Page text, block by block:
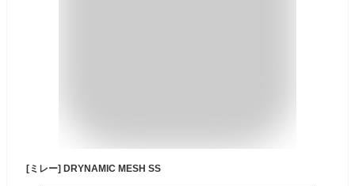
[ミレー] DRYNAMIC MESH SS